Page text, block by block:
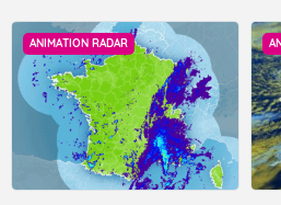
ANIMATION RADAR